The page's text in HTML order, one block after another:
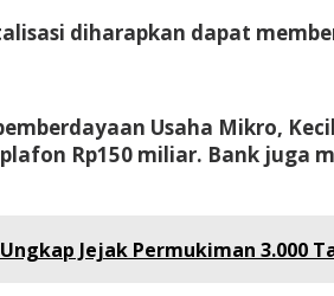
diharapkan dapat
Usaha Mikro,
Rp150 miliar. Bank
Jejak Permukiman 3.000